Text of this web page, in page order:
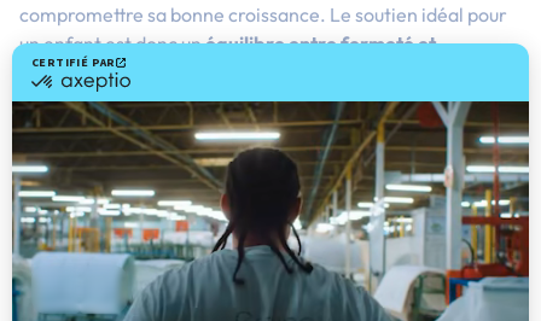
compromettre sa bonne croissance. Le soutien idéal pour
un enfant est donc unéquilibre entre fermeté et
souplesse.
Mythe n°3 : les matelas adultes
conviennent aussi aux enfants
Certaines personnes pourraient penser qu’un matelas
enfant n’apporte rien de spécifique et qu’il est possible